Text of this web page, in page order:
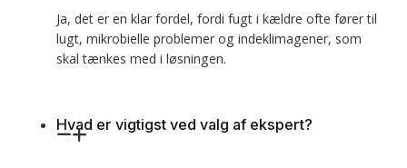
Ja, det er en klar fordel, fordi fugt i kældre ofte fører til
lugt, mikrobielle problemer og indeklimagener, som
skal tænkes med i løsningen.
Hvad er vigtigst ved valg af ekspert?